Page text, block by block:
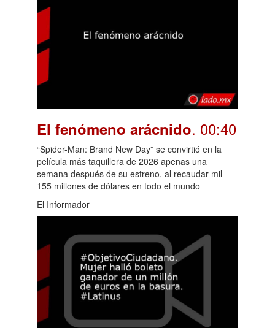
El fenómeno arácnido. 00:40
“Spider-Man: Brand New Day” se convirtió en la
película más taquillera de 2026 apenas una
semana después de su estreno, al recaudar mil
155 millones de dólares en todo el mundo
El Informador